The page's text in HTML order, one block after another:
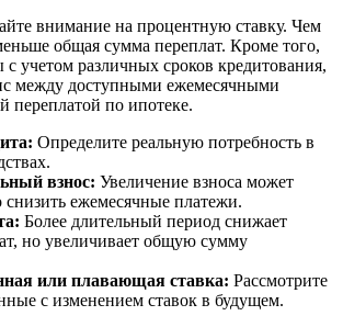
внимание на процентную ставку. Чем
общая сумма переплат. Кроме того,
с учетом различных сроков кредитования,
между доступными ежемесячными
переплатой по ипотеке.
Определите реальную потребность в
взнос: Увеличение взноса может
снизить ежемесячные платежи.
Более длительный период снижает
но увеличивает общую сумму
или плавающая ставка: Рассмотрите
с изменением ставок в будущем.